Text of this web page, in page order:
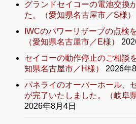
グランドセイコーの電池交換
た。（愛知県名古屋市／S様）
IWCのパワーリザーブの点検
（愛知県名古屋市／E様）
セイコーの動作停止のご相談
知県名古屋市／H様）
2026年
パネライのオーバーホール、
が完了いたしました。（岐阜
2026年8月4日